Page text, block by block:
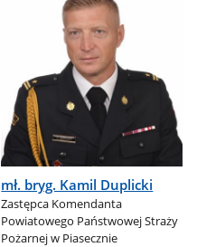
mł. bryg. Kamil Duplicki
Zastępca Komendanta
Powiatowego Państwowej Straży
Pożarnej w Piasecznie